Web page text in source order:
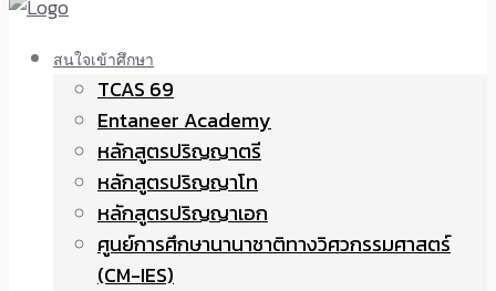
สนใจเข้าศึกษา
TCAS 69
Entaneer Academy
หลักสูตรปริญญาตรี
หลักสูตรปริญญาโท
หลักสูตรปริญญาเอก
ศูนย์การศึกษานานาชาติทางวิศวกรรมศาสตร์
(CM-IES)